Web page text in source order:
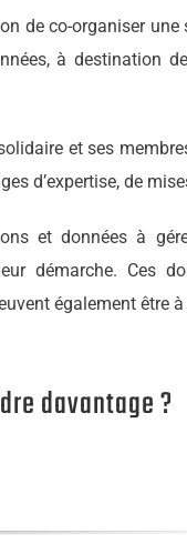
de co-organiser
à destination
et ses
d’expertise, de
et données à
démarche. Ces
également être
davantage ?